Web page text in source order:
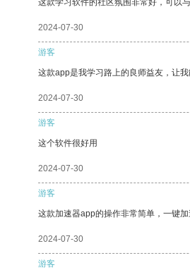
这款学习软件的社区氛围非常好，可以
2024-07-30
游客
这款app是我学习路上的良师益友，让
2024-07-30
游客
这个软件很好用
2024-07-30
游客
这款加速器app的操作非常简单，一键加
2024-07-30
游客